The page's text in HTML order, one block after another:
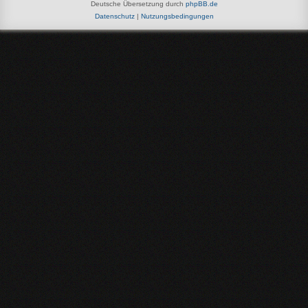
Deutsche Übersetzung durch phpBB.de
Datenschutz| Nutzungsbedingungen